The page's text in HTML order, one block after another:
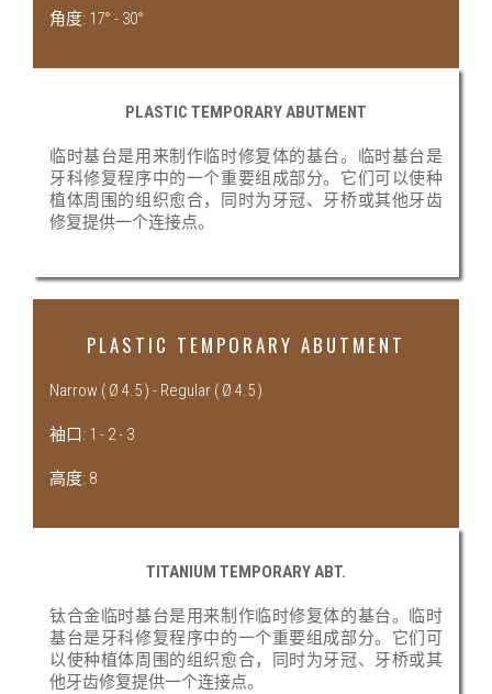
角度: 17° - 30°
PLASTIC TEMPORARY ABUTMENT
临时基台是用来制作临时修复体的基台。临时基台是
牙科修复程序中的一个重要组成部分。它们可以使种
植体周围的组织愈合，同时为牙冠、牙桥或其他牙齿
修复提供一个连接点。
PLASTIC TEMPORARY ABUTMENT
Narrow ( Ø 4.5 ) - Regular ( Ø 4.5 )
袖口: 1 - 2 - 3
高度: 8
TITANIUM TEMPORARY ABT.
钛合金临时基台是用来制作临时修复体的基台。临时
基台是牙科修复程序中的一个重要组成部分。它们可
以使种植体周围的组织愈合，同时为牙冠、牙桥或其
他牙齿修复提供一个连接点。